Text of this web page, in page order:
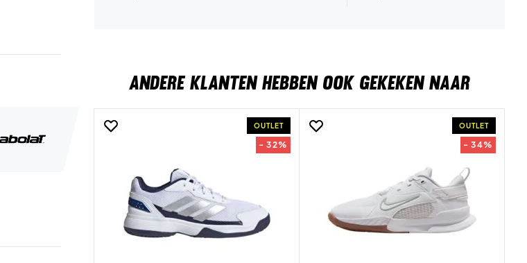
ANDERE KLANTEN HEBBEN OOK GEKEKEN NAAR
OUTLET
- 32%
OUTLET
- 34%